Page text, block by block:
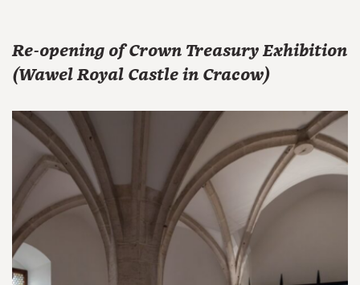
Re-opening of Crown Treasury Exhibition
(Wawel Royal Castle in Cracow)